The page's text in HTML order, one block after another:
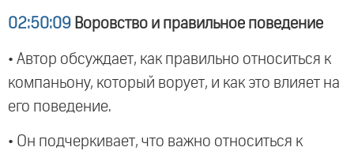
02:50:09 Воровство и правильное поведение
• Автор обсуждает, как правильно относиться к
компаньону, который ворует, и как это влияет на
его поведение.
• Он подчеркивает, что важно относиться к